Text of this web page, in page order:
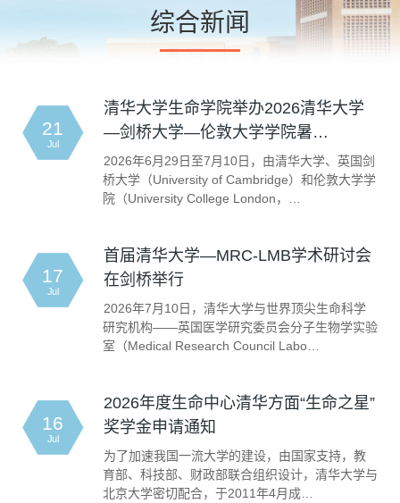
综合新闻
21
Jul
清华大学生命学院举办2026清华大学
—剑桥大学—伦敦大学学院暑…
2026年6月29日至7月10日，由清华大学、英国剑
桥大学（University of Cambridge）和伦敦大学学
院（University College London，…
17
Jul
首届清华大学—MRC-LMB学术研讨会
在剑桥举行
2026年7月10日，清华大学与世界顶尖生命科学
研究机构——英国医学研究委员会分子生物学实验
室（Medical Research Council Labo…
16
Jul
2026年度生命中心清华方面“生命之星”
奖学金申请通知
为了加速我国一流大学的建设，由国家支持，教
育部、科技部、财政部联合组织设计，清华大学与
北京大学密切配合，于2011年4月成…